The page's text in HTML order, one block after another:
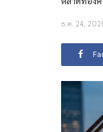
ธ.ค. 24,